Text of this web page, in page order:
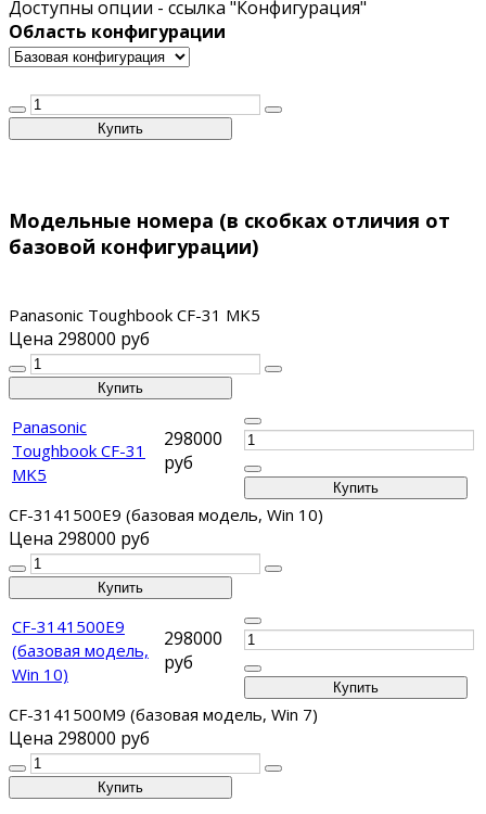
Доступны опции - ссылка "Конфигурация"
Область конфигурации
Модельные номера (в скобках отличия от
базовой конфигурации)
Panasonic Toughbook CF-31 MK5
Цена 298000 руб
Panasonic
Toughbook CF-31
MK5
298000
руб
CF-3141500E9 (базовая модель, Win 10)
Цена 298000 руб
CF-3141500E9
(базовая модель,
Win 10)
298000
руб
CF-3141500M9 (базовая модель, Win 7)
Цена 298000 руб